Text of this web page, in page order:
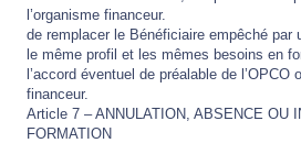
l’organisme financeur.
de remplacer le Bénéficiaire empêché par
le même profil et les mêmes besoins en
l’accord éventuel de préalable de l’OPCO
financeur.
Article 7 – ANNULATION, ABSENCE OU
FORMATION